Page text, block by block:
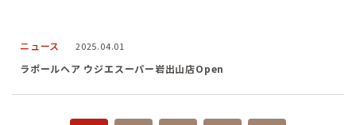
ニュース 2025.04.01
ラポールヘア ウジエスーパー岩出山店Open